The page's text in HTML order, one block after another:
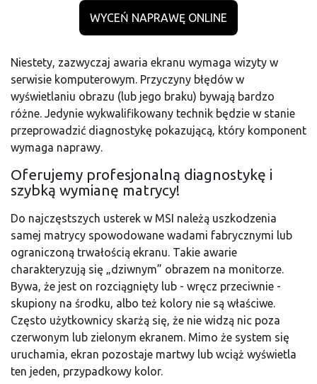
WYCEŃ NAPRAWĘ ONLINE
Niestety, zazwyczaj awaria ekranu wymaga wizyty w
serwisie komputerowym. Przyczyny błędów w
wyświetlaniu obrazu (lub jego braku) bywają bardzo
różne. Jedynie wykwalifikowany technik będzie w stanie
przeprowadzić diagnostykę pokazującą, który komponent
wymaga naprawy.
Oferujemy profesjonalną diagnostykę i
szybką wymianę matrycy!
Do najczęstszych usterek w MSI należą uszkodzenia
samej matrycy spowodowane wadami fabrycznymi lub
ograniczoną trwałością ekranu. Takie awarie
charakteryzują się „dziwnym” obrazem na monitorze.
Bywa, że jest on rozciągnięty lub - wręcz przeciwnie -
skupiony na środku, albo też kolory nie są właściwe.
Często użytkownicy skarżą się, że nie widzą nic poza
czerwonym lub zielonym ekranem. Mimo że system się
uruchamia, ekran pozostaje martwy lub wciąż wyświetla
ten jeden, przypadkowy kolor.